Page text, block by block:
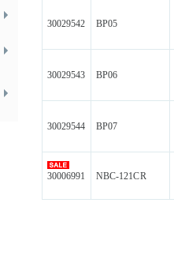
30029542 BP05
30029543 BP06
30029544 BP07
30006991 NBC-121CR